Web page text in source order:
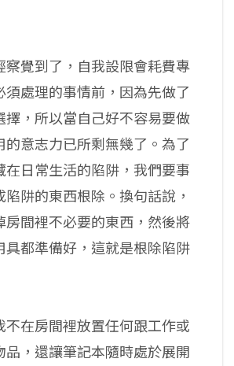
察覺到了，自我設限會耗費專
須處理的事情前，因為先做了
擇，所以當自己好不容易要做
的意志力已所剩無幾了。為了
在日常生活的陷阱，我們要事
阱的東西根除。換句話說，
房間裡不必要的東西，然後將
具都準備好，這就是根除陷阱
不在房間裡放置任何跟工作或
品，還讓筆記本隨時處於展開